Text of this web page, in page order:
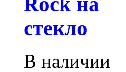
стекло
В наличии